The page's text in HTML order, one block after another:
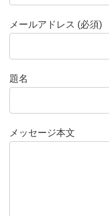
メールアドレス (必須)
題名
メッセージ本文